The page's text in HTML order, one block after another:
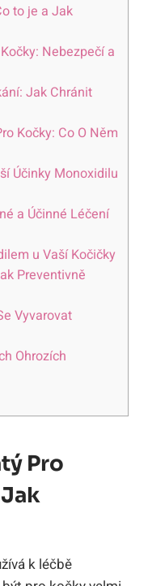
to je a Jak
Nebezpečí a
Jak Chránit
Kočky: Co O Něm
Účinky Monoxidilu
a Účinné Léčení
u Vaší Kočičky
Preventivně
Vyvarovat
Ohrozích
Pro
k léčbě